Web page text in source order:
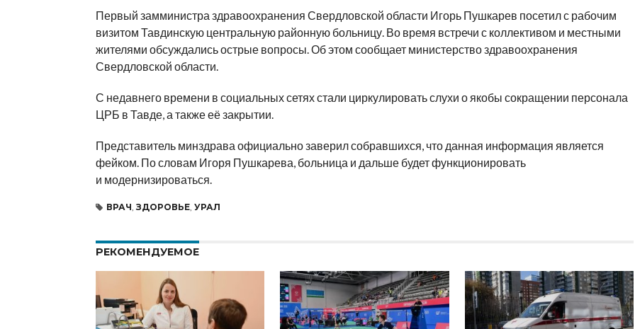
Первый замминистра здравоохранения Свердловской области Игорь Пушкарев посетил с рабочим
визитом Тавдинскую центральную районную больницу. Во время встречи с коллективом и местными
жителями обсуждались острые вопросы. Об этом сообщает министерство здравоохранения
Свердловской области.
С недавнего времени в социальных сетях стали циркулировать слухи о якобы сокращении персонала
ЦРБ в Тавде, а также её закрытии.
Представитель минздрава официально заверил собравшихся, что данная информация является
фейком. По словам Игоря Пушкарева, больница и дальше будет функционировать
и модернизироваться.
ВРАЧ, ЗДОРОВЬЕ, УРАЛ
РЕКОМЕНДУЕМОЕ